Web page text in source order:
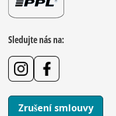
Sledujte nás na:
Zrušení smlouvy